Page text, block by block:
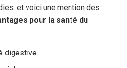
et voici une mention des
pour la santé du
digestive.